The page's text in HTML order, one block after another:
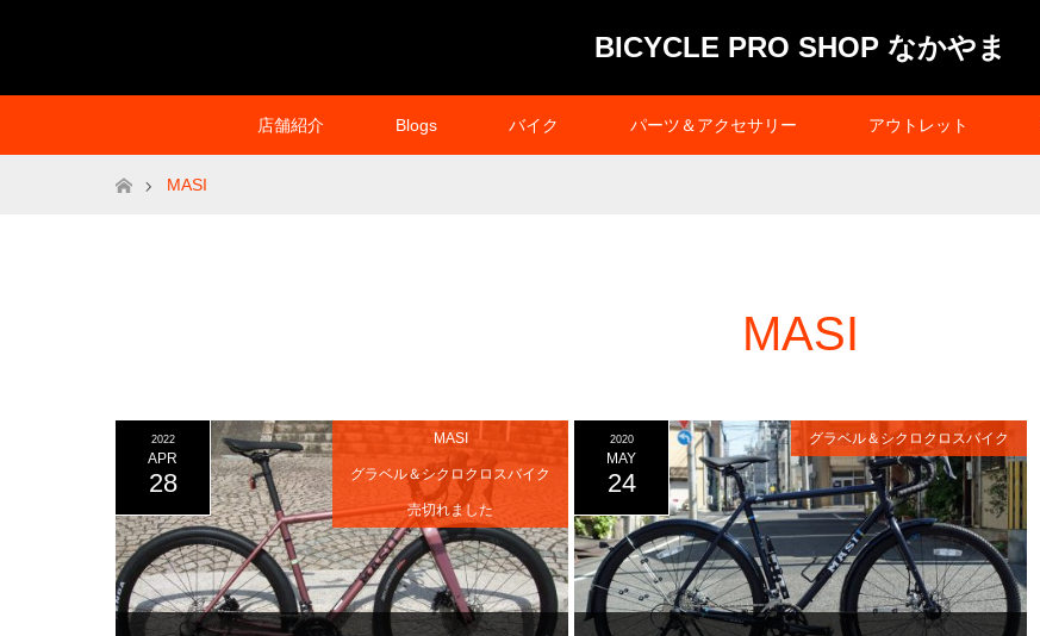
BICYCLE PRO SHOP なかやま
店舗紹介 Blogs バイク パーツ＆アクセサリー アウトレット
ホームMASI
MASI
2022
APR
28
MASI
グラベル＆シクロクロスバイク
売切れました
2020
MAY
24
グラベル＆シクロクロスバイク